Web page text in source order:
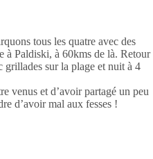
tous les quatre avec des
à Paldiski, à 60kms de là. Retour
sur la plage et nuit à 4
venus et d’avoir partagé un peu
d’avoir mal aux fesses !